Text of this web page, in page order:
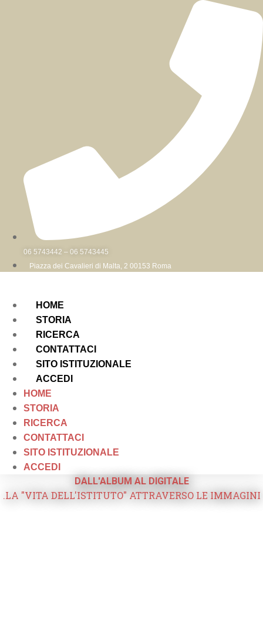
06 5743442 – 06 5743445
Piazza dei Cavalieri di Malta, 2 00153 Roma
HOME
STORIA
RICERCA
CONTATTACI
SITO ISTITUZIONALE
ACCEDI
HOME
STORIA
RICERCA
CONTATTACI
SITO ISTITUZIONALE
ACCEDI
DALL'ALBUM AL DIGITALE
.LA "VITA DELL'ISTITUTO" ATTRAVERSO LE IMMAGINI